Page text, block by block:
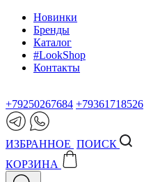
Новинки
Бренды
Каталог
#LookShop
Контакты
+79250267684 +79361718526
ИЗБРАННОЕ ПОИСК
КОРЗИНА